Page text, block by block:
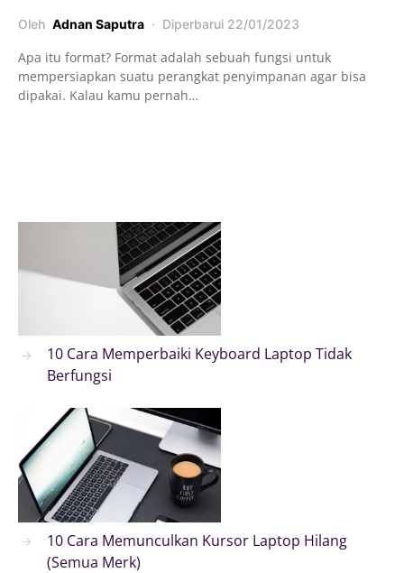
Oleh Adnan Saputra Diperbarui 22/01/2023
Apa itu format? Format adalah sebuah fungsi untuk
mempersiapkan suatu perangkat penyimpanan agar bisa
dipakai. Kalau kamu pernah…
10 Cara Memperbaiki Keyboard Laptop Tidak
Berfungsi
10 Cara Memunculkan Kursor Laptop Hilang
(Semua Merk)